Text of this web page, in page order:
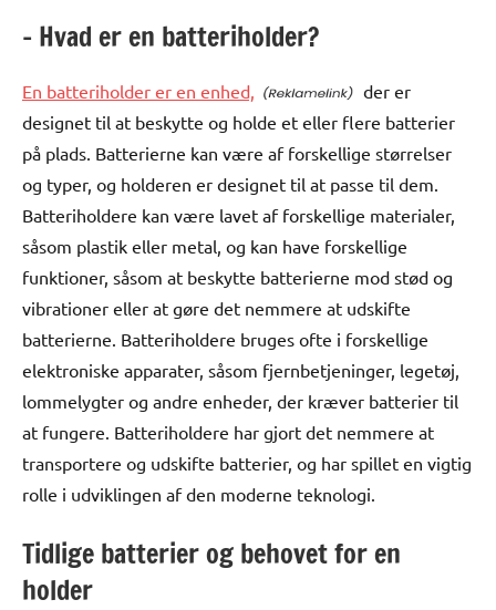
– Hvad er en batteriholder?
En batteriholder er en enhed,
der er
designet til at beskytte og holde et eller flere batterier
på plads. Batterierne kan være af forskellige størrelser
og typer, og holderen er designet til at passe til dem.
Batteriholdere kan være lavet af forskellige materialer,
såsom plastik eller metal, og kan have forskellige
funktioner, såsom at beskytte batterierne mod stød og
vibrationer eller at gøre det nemmere at udskifte
batterierne. Batteriholdere bruges ofte i forskellige
elektroniske apparater, såsom fjernbetjeninger, legetøj,
lommelygter og andre enheder, der kræver batterier til
at fungere. Batteriholdere har gjort det nemmere at
transportere og udskifte batterier, og har spillet en vigtig
rolle i udviklingen af den moderne teknologi.
Tidlige batterier og behovet for en
holder